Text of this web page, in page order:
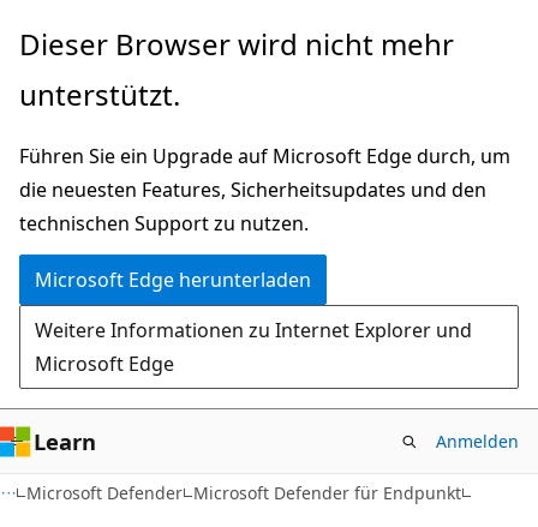
Zu
wechseln
Dieser Browser wird nicht mehr
unterstützt.
Führen Sie ein Upgrade auf Microsoft Edge durch, um
die neuesten Features, Sicherheitsupdates und den
technischen Support zu nutzen.
Microsoft Edge herunterladen
Weitere Informationen zu Internet Explorer und
Microsoft Edge
Learn Anmelden
Microsoft Defender Microsoft Defender für Endpunkt